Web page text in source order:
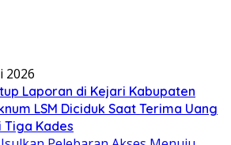
2026
Laporan di Kejari Kabupaten
LSM Diciduk Saat Terima Uang
Tiga Kades